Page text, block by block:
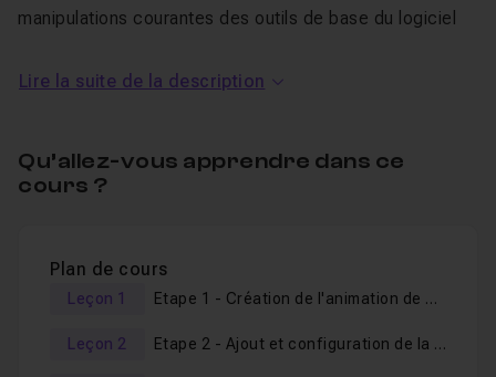
manipulations courantes des outils de base du logiciel
facilement chacune des vidéos.
Cela dit, si la vitesse vous semble trop lente, selon votre
visionnage le permettant.
Enfin, je reste disponible, pour toutes questions, dans
Alors je vous dis à de suite dans la première vidéo de ce
Lire la suite de la description
Qu’allez-vous apprendre dans ce
cours ?
Plan de cours
Leçon 1 Etape 1 - Création de l'animation de base
Leçon 2 Etape 2 - Ajout et configuration de la simulation fumée et feu